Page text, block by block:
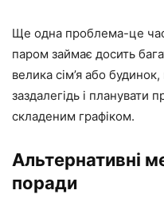
Ще одна проблема-це
паром займає досить
велика сім’я або
заздалегідь і планувати
складеним графіком.
Альтернативні
поради